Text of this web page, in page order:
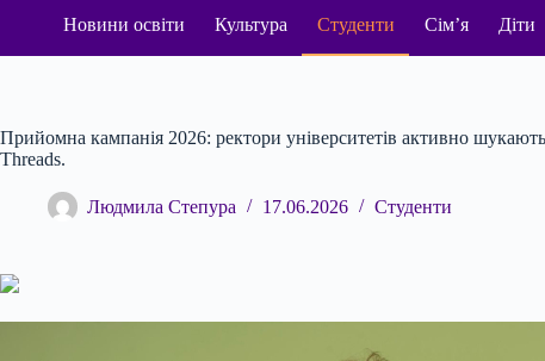
Новини освіти Культура Студенти Сім’я Діти
Прийомна кампанія 2026: ректори університетів активно
Threads.
Людмила Степура 17.06.2026 Студенти